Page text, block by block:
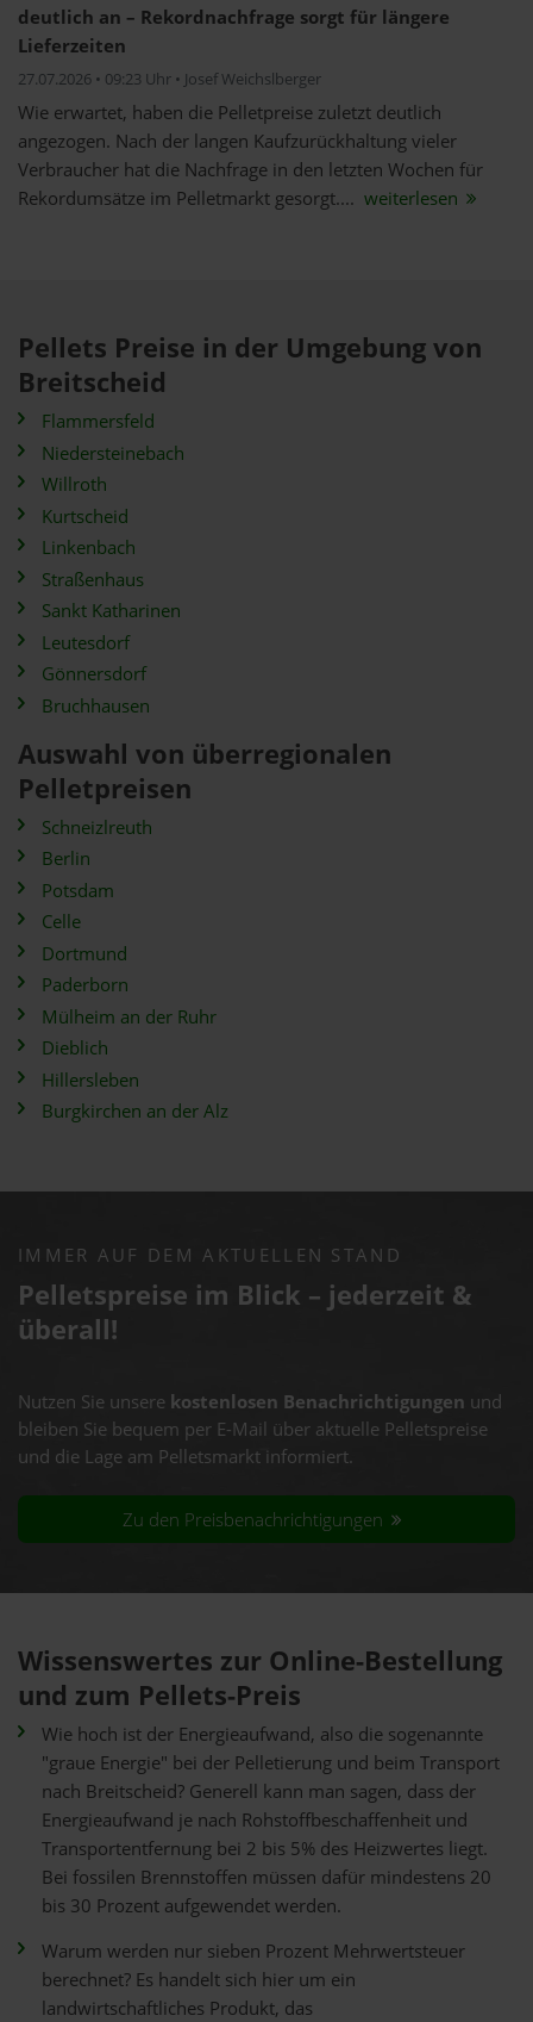
deutlich an – Rekordnachfrage sorgt für längere
Lieferzeiten
27.07.2026 • 09:23 Uhr • Josef Weichslberger
Wie erwartet, haben die Pelletpreise zuletzt deutlich
angezogen. Nach der langen Kaufzurückhaltung vieler
Verbraucher hat die Nachfrage in den letzten Wochen für
Rekordumsätze im Pelletmarkt gesorgt.... weiterlesen
Pellets Preise in der Umgebung von
Breitscheid
Flammersfeld
Niedersteinebach
Willroth
Kurtscheid
Linkenbach
Straßenhaus
Sankt Katharinen
Leutesdorf
Gönnersdorf
Bruchhausen
Auswahl von überregionalen
Pelletpreisen
Schneizlreuth
Berlin
Potsdam
Celle
Dortmund
Paderborn
Mülheim an der Ruhr
Dieblich
Hillersleben
Burgkirchen an der Alz
IMMER AUF DEM AKTUELLEN STAND
Pelletspreise im Blick – jederzeit &
überall!
Nutzen Sie unsere kostenlosen Benachrichtigungen und
bleiben Sie bequem per E-Mail über aktuelle Pelletspreise
und die Lage am Pelletsmarkt informiert.
Zu den Preisbenachrichtigungen
Wissenswertes zur Online-Bestellung
und zum Pellets-Preis
Wie hoch ist der Energieaufwand, also die sogenannte
"graue Energie" bei der Pelletierung und beim Transport
nach Breitscheid? Generell kann man sagen, dass der
Energieaufwand je nach Rohstoffbeschaffenheit und
Transportentfernung bei 2 bis 5% des Heizwertes liegt.
Bei fossilen Brennstoffen müssen dafür mindestens 20
bis 30 Prozent aufgewendet werden.
Warum werden nur sieben Prozent Mehrwertsteuer
berechnet? Es handelt sich hier um ein
landwirtschaftliches Produkt, das